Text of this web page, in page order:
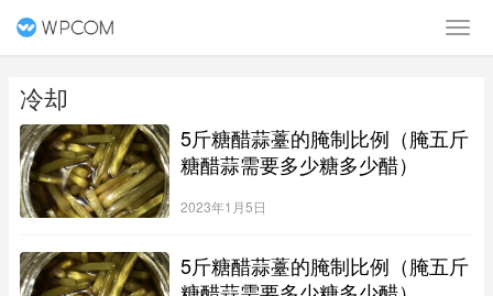
冷却
5斤糖醋蒜薹的腌制比例（腌五斤
糖醋蒜需要多少糖多少醋）
2023年1月5日
5斤糖醋蒜薹的腌制比例（腌五斤